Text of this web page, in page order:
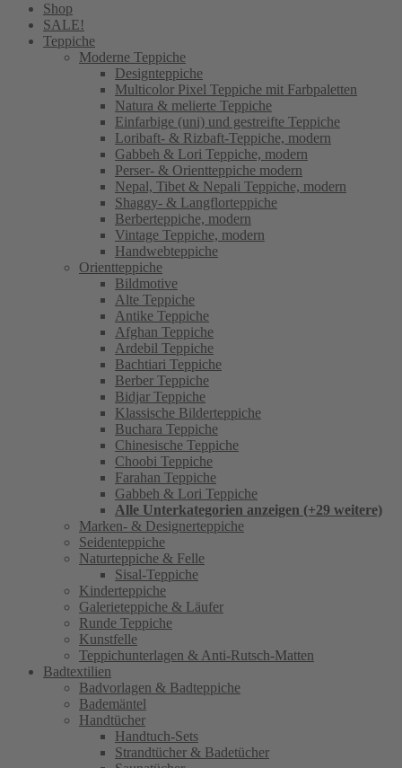
Shop
SALE!
Teppiche
Moderne Teppiche
Designteppiche
Multicolor Pixel Teppiche mit Farbpaletten
Natura & melierte Teppiche
Einfarbige (uni) und gestreifte Teppiche
Loribaft- & Rizbaft-Teppiche, modern
Gabbeh & Lori Teppiche, modern
Perser- & Orientteppiche modern
Nepal, Tibet & Nepali Teppiche, modern
Shaggy- & Langflorteppiche
Berberteppiche, modern
Vintage Teppiche, modern
Handwebteppiche
Orientteppiche
Bildmotive
Alte Teppiche
Antike Teppiche
Afghan Teppiche
Ardebil Teppiche
Bachtiari Teppiche
Berber Teppiche
Bidjar Teppiche
Klassische Bilderteppiche
Buchara Teppiche
Chinesische Teppiche
Choobi Teppiche
Farahan Teppiche
Gabbeh & Lori Teppiche
Alle Unterkategorien anzeigen (+29 weitere)
Marken- & Designerteppiche
Seidenteppiche
Naturteppiche & Felle
Sisal-Teppiche
Kinderteppiche
Galerieteppiche & Läufer
Runde Teppiche
Kunstfelle
Teppichunterlagen & Anti-Rutsch-Matten
Badtextilien
Badvorlagen & Badteppiche
Bademäntel
Handtücher
Handtuch-Sets
Strandtücher & Badetücher